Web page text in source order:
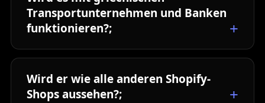
Transportunternehmen und Banken
funktionieren?;
Wird er wie alle anderen Shopify-
Shops aussehen?;